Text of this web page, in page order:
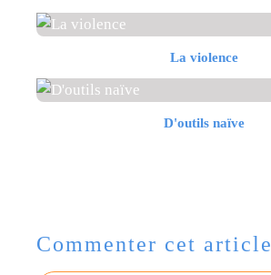
La violence
D'outils naïve
Commenter cet article